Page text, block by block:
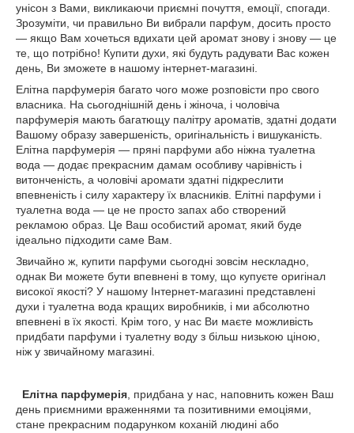
унісон з Вами, викликаючи приємні почуття, емоції, спогади.
Зрозуміти, чи правильно Ви вибрали парфум, досить просто
— якщо Вам хочеться вдихати цей аромат знову і знову — це
те, що потрібно! Купити духи, які будуть радувати Вас кожен
день, Ви зможете в нашому інтернет-магазині.
Елітна парфумерія багато чого може розповісти про свого
власника. На сьогоднішній день і жіноча, і чоловіча
парфумерія мають багатющу палітру ароматів, здатні додати
Вашому образу завершеність, оригінальність і вишуканість.
Елітна парфумерія — пряні парфуми або ніжна туалетна
вода — додає прекрасним дамам особливу чарівність і
витонченість, а чоловічі аромати здатні підкреслити
впевненість і силу характеру їх власників. Елітні парфуми і
туалетна вода — це не просто запах або створений
рекламою образ. Це Ваш особистий аромат, який буде
ідеально підходити саме Вам.
Звичайно ж, купити парфуми сьогодні зовсім нескладно,
однак Ви можете бути впевнені в тому, що купуєте оригінал
високої якості? У нашому Інтернет-магазині представлені
духи і туалетна вода кращих виробників, і ми абсолютно
впевнені в їх якості. Крім того, у нас Ви маєте можливість
придбати парфуми і туалетну воду з більш низькою ціною,
ніж у звичайному магазині.
Елітна парфумерія , придбана у нас, наповнить кожен Ваш
день приємними враженнями та позитивними емоціями,
стане прекрасним подарунком коханій людині або